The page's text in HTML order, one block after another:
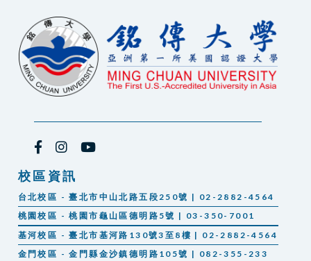
校區資訊
台北校區 - 臺北市中山北路五段250號 | 02-2882-4564
桃園校區 - 桃園市龜山區德明路5號 | 03-350-7001
基河校區 - 臺北市基河路130號3至8樓 | 02-2882-4564
金門校區 - 金門縣金沙鎮德明路105號 | 082-355-233